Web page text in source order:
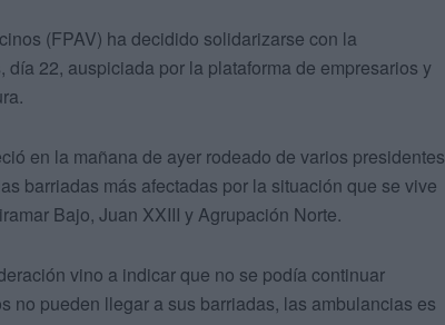
(FPAV) ha decidido solidarizarse con la
22, auspiciada por la plataforma de empresarios y
en la mañana de ayer rodeado de varios presidentes
barriadas más afectadas por la situación que se vive
Bajo, Juan XXIII y Agrupación Norte.
vino a indicar que no se podía continuar
no pueden llegar a sus barriadas, las ambulancias es